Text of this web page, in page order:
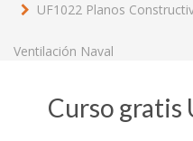
UF1022 Planos
Ventilación Naval
Curso gratis